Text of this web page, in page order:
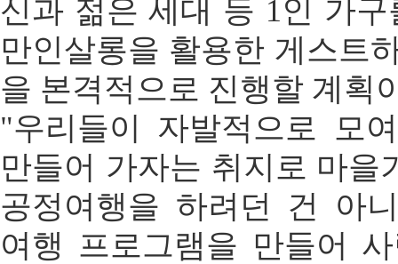
신과 젊은 세대 등 1인 가구
만인살롱을 활용한 게스트
을 본격적으로 진행할 계획
"우리들이 자발적으로 모
만들어 가자는 취지로 마을
공정여행을 하려던 건 아
여행 프로그램을 만들어